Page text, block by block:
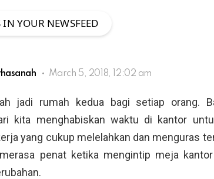
IN YOUR NEWSFEED
March 5, 2018, 12:02 am
jadi rumah kedua bagi setiap orang.
kita menghabiskan waktu di kantor
yang cukup melelahkan dan menguras
penat ketika mengintip meja